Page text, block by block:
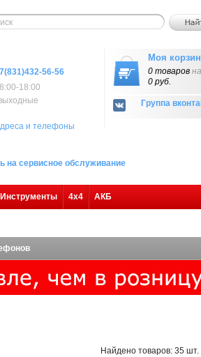
56-56
18:00
и телефоны
Группа
Моя
0 товаров
0 руб.
на сервисное обслуживание
Инструменты 4х4 АКБ
Найдено товаров: 35 шт.